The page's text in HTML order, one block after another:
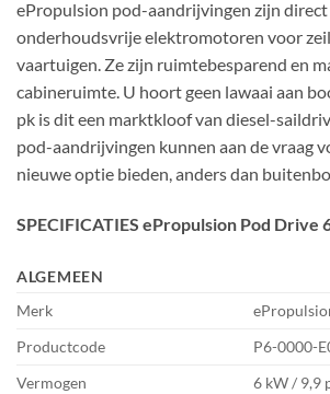
ePropulsion pod-aandrijvingen zijn direct
onderhoudsvrije elektromotoren voor
vaartuigen. Ze zijn ruimtebesparend en
cabineruimte. U hoort geen lawaai aan
pk is dit een marktkloof van diesel-
pod-aandrijvingen kunnen aan de vraag
nieuwe optie bieden, anders dan
SPECIFICATIES ePropulsion Pod Drive
ALGEMEEN
Merk
Productcode
P6-0000-
Vermogen
6 kW / 9,9